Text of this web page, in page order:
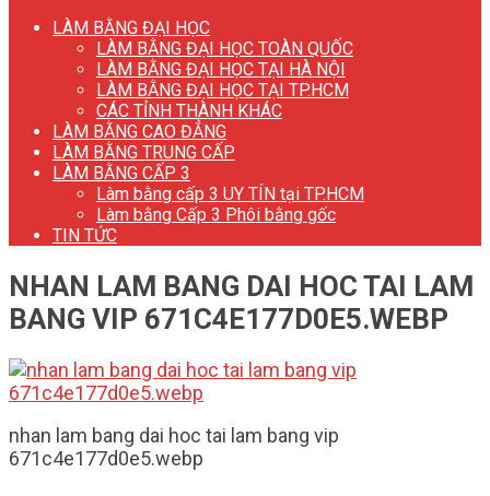
LÀM BẰNG ĐẠI HỌC
LÀM BẰNG ĐẠI HỌC TOÀN QUỐC
LÀM BẰNG ĐẠI HỌC TẠI HÀ NỘI
LÀM BẰNG ĐẠI HỌC TẠI TP.HCM
CÁC TỈNH THÀNH KHÁC
LÀM BẰNG CAO ĐẲNG
LÀM BẰNG TRUNG CẤP
LÀM BẰNG CẤP 3
Làm bằng cấp 3 UY TÍN tại TP.HCM
Làm bằng Cấp 3 Phôi bằng gốc
TIN TỨC
NHAN LAM BANG DAI HOC TAI LAM
BANG VIP 671C4E177D0E5.WEBP
nhan lam bang dai hoc tai lam bang vip
671c4e177d0e5.webp